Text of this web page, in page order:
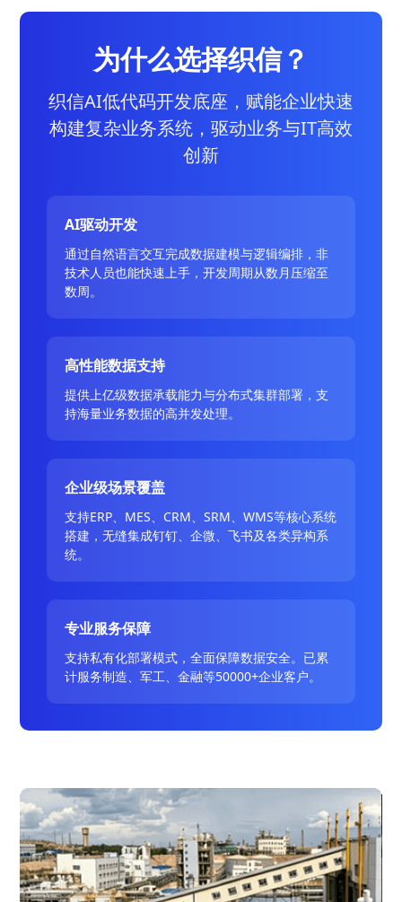
为什么选择织信？
织信AI低代码开发底座，赋能企业快速
构建复杂业务系统，驱动业务与IT高效
创新
AI驱动开发
通过自然语言交互完成数据建模与逻辑编排，非
技术人员也能快速上手，开发周期从数月压缩至
数周。
高性能数据支持
提供上亿级数据承载能力与分布式集群部署，支
持海量业务数据的高并发处理。
企业级场景覆盖
支持ERP、MES、CRM、SRM、WMS等核心系统
搭建，无缝集成钉钉、企微、飞书及各类异构系
统。
专业服务保障
支持私有化部署模式，全面保障数据安全。已累
计服务制造、军工、金融等50000+企业客户。